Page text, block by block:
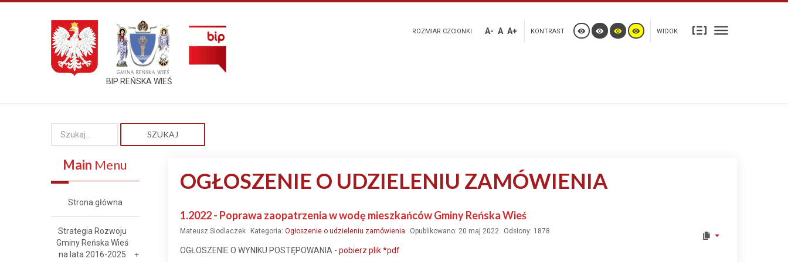
BIP REŃSKA WIEŚ
ROZMIAR CZCIONKI A- A A+ KONTRAST WIDOK
SZUKAJ
OGŁOSZENIE O UDZIELENIU ZAMÓWIENIA
1.2022 - Poprawa zaopatrzenia w wodę mieszkańców Gminy Reńska Wieś
Mateusz Siodlaczek Kategoria: Ogłoszenie o udzieleniu zamówienia Opublikowano: 20 maj 2022 Odsłony: 1878
OGŁOSZENIE O WYNIKU POSTĘPOWANIA - pobierz plik *pdf
Main Menu
Strona główna
Strategia Rozwoju
Gminy Reńska Wieś
na lata 2016-2025